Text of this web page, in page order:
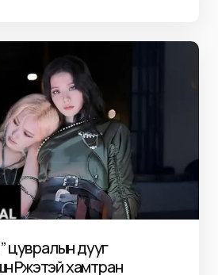
цувралын дууг
Рүжэтэй хамтран